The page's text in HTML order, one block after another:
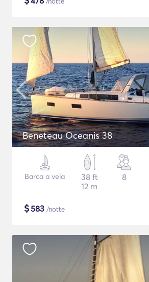
Beneteau Oceanis 38
Barca a vela
38 ft
12 m
8
$583 /notte